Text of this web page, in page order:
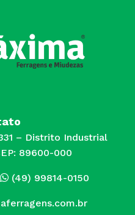
– Distrito Industrial
89600-000
(49) 99814-0150